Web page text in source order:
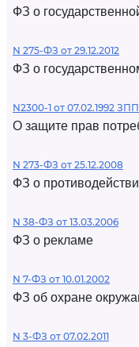
ФЗ о
N 275-ФЗ от 29.12.2012
ФЗ о
N2300-1 от 07.02.1992
О защите прав
N 273-ФЗ от 25.12.2008
ФЗ о
N 38-ФЗ от 13.03.2006
ФЗ о рекламе
N 7-ФЗ от 10.01.2002
ФЗ об охране
N 3-ФЗ от 07.02.2011